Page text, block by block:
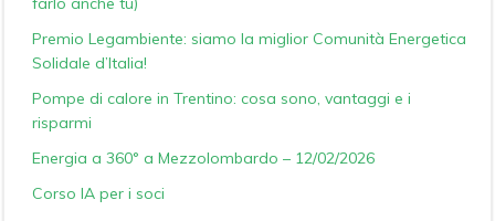
Premio Legambiente: siamo la miglior Comunità Energetica
Solidale d’Italia!
Pompe di calore in Trentino: cosa sono, vantaggi e i
risparmi
Energia a 360° a Mezzolombardo – 12/02/2026
Corso IA per i soci